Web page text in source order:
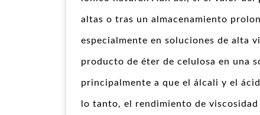
altas o tras un almacenamiento
especialmente en soluciones de alta
producto de éter de celulosa en una
principalmente a que el álcali y el
lo tanto, el rendimiento de